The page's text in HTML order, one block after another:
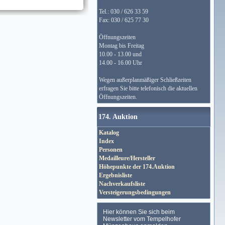
Tel.: 030 / 626 33 59
Fax: 030 / 625 77 30
Öffnungszeiten
Montag bis Freitag
10.00 - 13.00 und
14.00 - 16.00 Uhr
Wegen außerplanmäßiger Schließzeiten
erfragen Sie bitte telefonisch die aktuellen
Öffnungszeiten.
174. Auktion
Katalog
Index
Personen
Medailleure/Hersteller
Höhepunkte der 174.Auktion
Ergebnisliste
Nachverkaufsliste
Versteigerungsbedingungen